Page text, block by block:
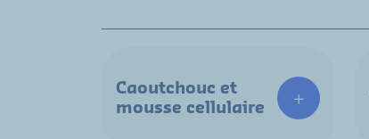
Caoutchouc et
mousse cellulaire